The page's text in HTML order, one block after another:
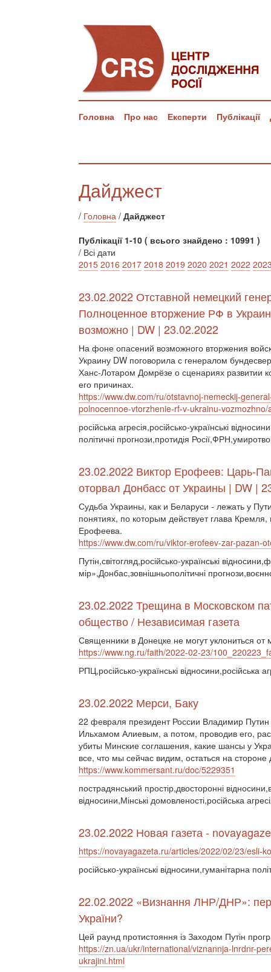
Головна Про нас Експерти Публікації
Дайджест
/ Головна / Дайджест
Публікації 1-10 ( всього знайдено : 10991 )
/ Всі дати
2015 2016 2017 2018 2019 2020 2021 2022
23.02.2022 Отставной немецкий
Полноценное вторжение РФ в
возможно | DW | 23.02.2022
На фоне опасений возможного вторжения
Украину DW поговорила с генералом
Ханс-Лотаром Домрёзе о сценариях развитии
его причинах.
https://www.dw.com/ru/otstavnoj-nemeckij-
polnocennoe-vtorzhenie-rf-v-ukrainu-
російська агресія,російсько-українські
політичні прогнози,протидія
23.02.2022 Виктор Ерофеев: Царь-
оторвал Донбасс от Украины | DW |
Судьба Украины, как и Беларуси - лежать у
понятиях, по которым действует глава
Ерофеева.
https://www.dw.com/ru/viktor-erofeev-zar-pazan-
Путін,світогляд,російсько-українські
мір»,Донбас,зовнішньополітичні
23.02.2022 Трещина в Московском
общество / Независимая газета
Священники в Донецке не могут уклониться от
https://www.ng.ru/faith/2022-02-23/
РПЦ,російсько-українські відносини,російська
23.02.2022 Мерси, Баку
22 февраля президент России Владимир
Ильхамом Алиевым, а потом, проводив его,
убиты Минские соглашения, какие шансы у
все, что мы сейчас видим, остаться на стороне
https://www.kommersant.ru/doc/5229351
пострадянський простір,двосторонні
відносини,Мінські домовленості,російська
23.02.2022 Новая газета -
https://novayagazeta.ru/articles/2022/02/23/esli-
російсько-українські відносини,гуманітарна
22.02.2022 «Визнання ЛНР/ДНР»:
України?
Цей раунд протистояння із Заходом Путін
https://zn.ua/ukr/international/viznannja-lnrdnr-
ukrajini.html